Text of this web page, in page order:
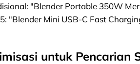
"Blender Portable 350W
"Blender Mini USB-C Fast
untuk Pencarian